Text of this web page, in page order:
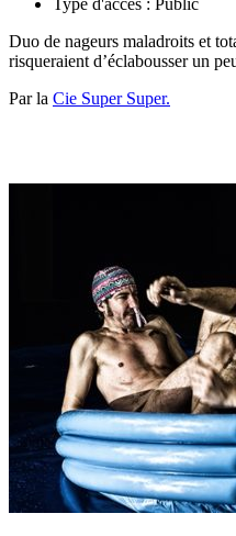
Duo de nageurs maladroits et
risqueraient d’éclabousser un
Par la Cie Super Super.